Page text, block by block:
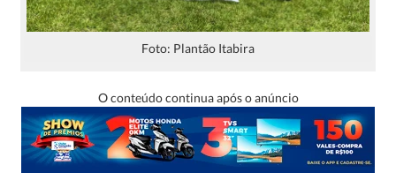
Foto: Plantão Itabira
O conteúdo continua após o anúncio